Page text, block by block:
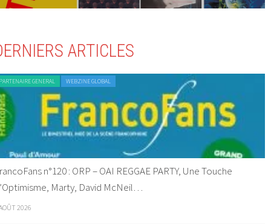
ARTICLES
GENERAL WEBZINE GLOBAL
n°120 : ORP – OAI REGGAE PARTY, Une Touche
Marty, David McNeil…
2026